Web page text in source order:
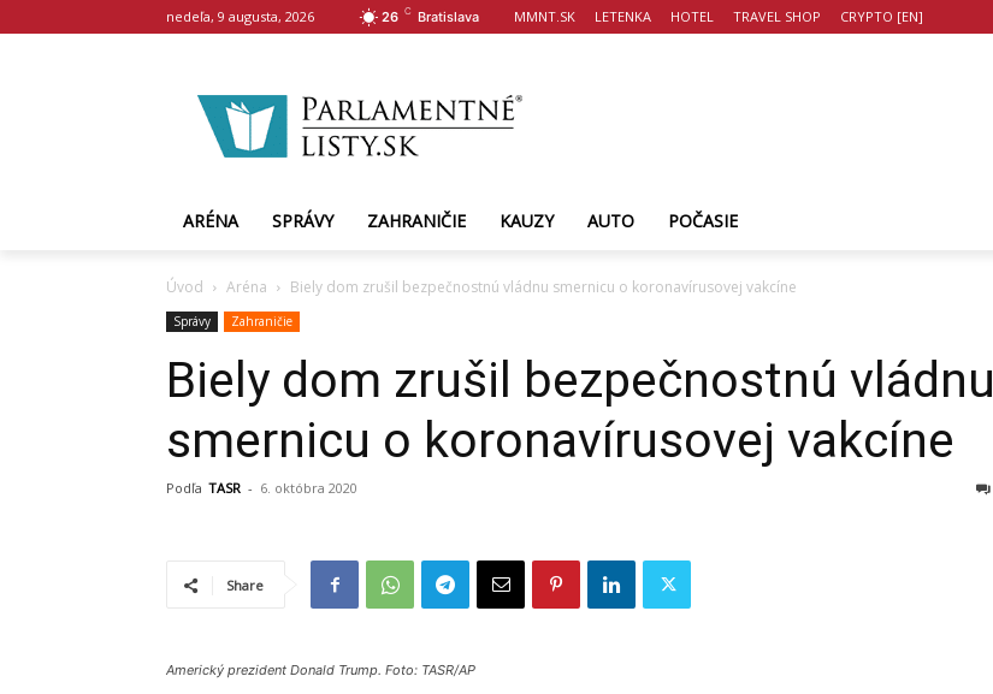
nedeľa, 9 augusta, 2026 26 C Bratislava MMNT.SK LETENKA HOTEL TRAVEL SHOP CRYPTO [EN]
ARÉNA SPRÁVY ZAHRANIČIE KAUZY AUTO POČASIE
Úvod Aréna Biely dom zrušil bezpečnostnú vládnu smernicu o koronavírusovej vakcíne
Správy Zahraničie
Biely dom zrušil bezpečnostnú vládnu
smernicu o koronavírusovej vakcíne
Podľa TASR - 6. októbra 2020
Share
Americký prezident Donald Trump. Foto: TASR/AP